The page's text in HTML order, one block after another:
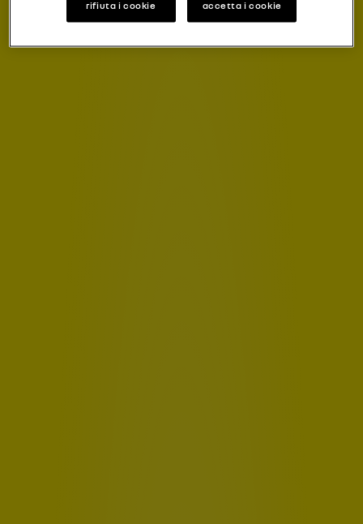
rifiuta i cookie accetta i cookie